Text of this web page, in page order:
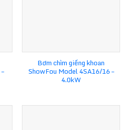
Bơm chìm giếng khoan
ShowFou Model 4SA16/16 –
4.0kW